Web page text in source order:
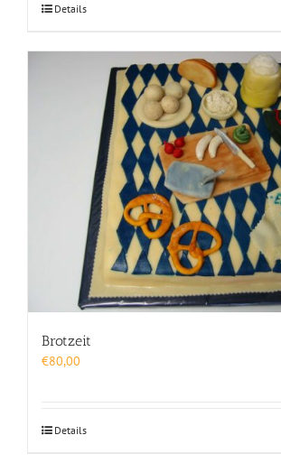
Details
Brotzeit
€80,00
Details